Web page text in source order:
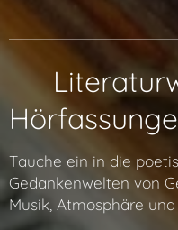
✨
Tauche ein in die
Gedankenwelten von
Musik, Atmosphäre